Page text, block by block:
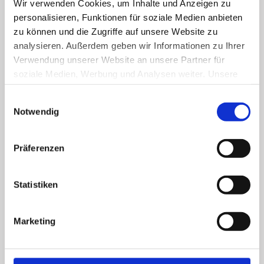
Wir verwenden Cookies, um Inhalte und Anzeigen zu
personalisieren, Funktionen für soziale Medien anbieten
zu können und die Zugriffe auf unsere Website zu
analysieren. Außerdem geben wir Informationen zu Ihrer
Verwendung unserer Website an unsere Partner für
soziale Medien, Werbung und Analysen weiter. Unsere
Partner führen diese Informationen möglicherweise mit
weiteren Daten zusammen, die Sie ihnen bereitgestellt
haben oder die sie im Rahmen Ihrer Nutzung der Dienste
Notwendig
Präferenzen
Statistiken
Marketing
Digitaler Parkrundgang